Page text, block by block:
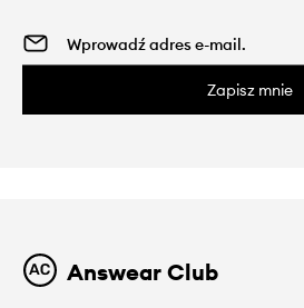
Zapisz mnie
Answear Club